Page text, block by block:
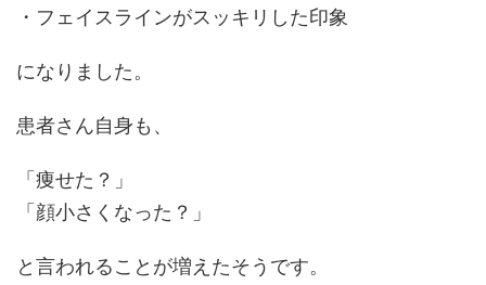
・フェイスラインがスッキリした印象
になりました。
患者さん自身も、
「痩せた？」
「顔小さくなった？」
と言われることが増えたそうです。